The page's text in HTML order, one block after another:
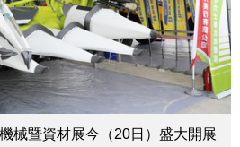
械暨資材展今（20日）盛大開展